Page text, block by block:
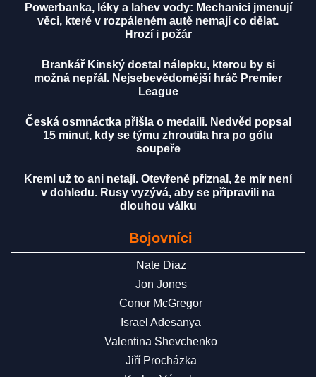
Powerbanka, léky a lahev vody: Mechanici jmenují
věci, které v rozpáleném autě nemají co dělat.
Hrozí i požár
Brankář Kinský dostal nálepku, kterou by si
možná nepřál. Nejsebevědomější hráč Premier
League
Česká osmnáctka přišla o medaili. Nedvěd popsal
15 minut, kdy se týmu zhroutila hra po gólu
soupeře
Kreml už to ani netají. Otevřeně přiznal, že mír není
v dohledu. Rusy vyzývá, aby se připravili na
dlouhou válku
Bojovníci
Nate Diaz
Jon Jones
Conor McGregor
Israel Adesanya
Valentina Shevchenko
Jiří Procházka